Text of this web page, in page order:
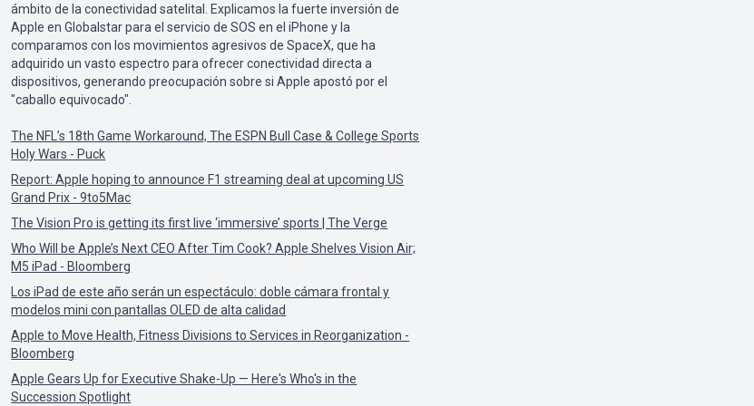
ámbito de la conectividad satelital. Explicamos la fuerte inversión de
Apple en Globalstar para el servicio de SOS en el iPhone y la
comparamos con los movimientos agresivos de SpaceX, que ha
adquirido un vasto espectro para ofrecer conectividad directa a
dispositivos, generando preocupación sobre si Apple apostó por el
"caballo equivocado".
The NFL’s 18th Game Workaround, The ESPN Bull Case & College Sports
Holy Wars - Puck
Report: Apple hoping to announce F1 streaming deal at upcoming US
Grand Prix - 9to5Mac
The Vision Pro is getting its first live ‘immersive’ sports | The Verge
Who Will be Apple’s Next CEO After Tim Cook? Apple Shelves Vision Air;
M5 iPad - Bloomberg
Los iPad de este año serán un espectáculo: doble cámara frontal y
modelos mini con pantallas OLED de alta calidad
Apple to Move Health, Fitness Divisions to Services in Reorganization -
Bloomberg
Apple Gears Up for Executive Shake-Up — Here's Who's in the
Succession Spotlight